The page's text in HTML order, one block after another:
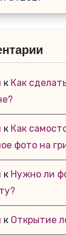
к Как
к Как
фото на
к Нужно ли
к Открытие